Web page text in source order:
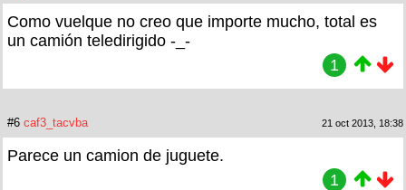
Como vuelque no creo que importe mucho, total es
un camión teledirigido -_-
1
#6 caf3_tacvba 21 oct 2013, 18:38
Parece un camion de juguete.
1